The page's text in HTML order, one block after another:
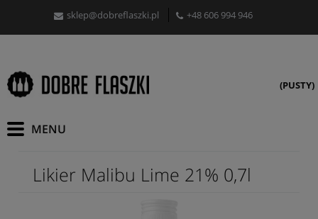
sklep@dobreflaszki.pl +48 606 994 946
(PUSTY)
Likier Malibu Lime 21% 0,7l